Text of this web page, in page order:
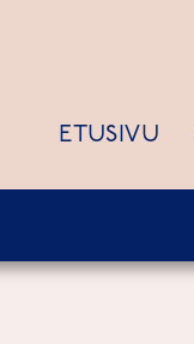
ETUSIVU